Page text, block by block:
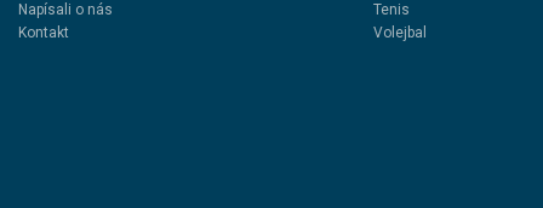
Napísali o nás
Kontakt
Tenis
Volejbal